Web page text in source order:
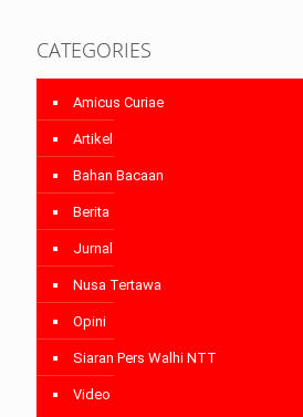
CATEGORIES
Amicus Curiae
Artikel
Bahan Bacaan
Berita
Jurnal
Nusa Tertawa
Opini
Siaran Pers Walhi NTT
Video